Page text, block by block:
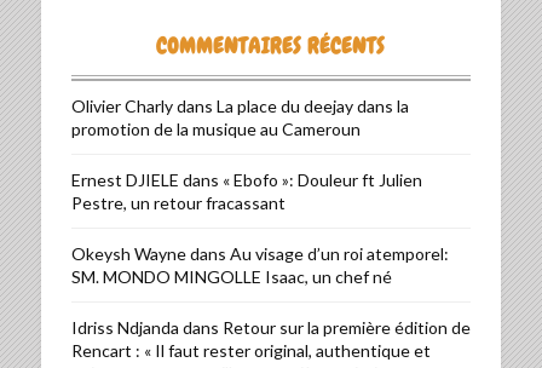
COMMENTAIRES RÉCENTS
Olivier Charlydans La place du deejay dans la
promotion de la musique au Cameroun
Ernest DJIELE dans « Ebofo »: Douleur ft Julien
Pestre, un retour fracassant
Okeysh Waynedans Au visage d’un roi atemporel:
SM. MONDO MINGOLLE Isaac, un chef né
Idriss Ndjanda dans Retour sur la première édition de
Rencart : « Il faut rester original, authentique et